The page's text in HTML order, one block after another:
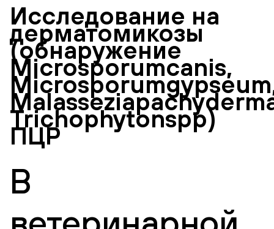
Исследование на
дерматомикозы
(обнаружение
Microsporumcanis,
Trichophytonspp)
ПЦР
В